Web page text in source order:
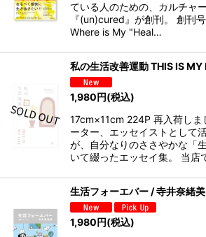
ている人のための、カルチャ
『(un)cured』が創刊。 創刊
Where is My "Heal…
私の生活改善運動 THIS IS MY
1,980円(税込)
17cm×11cm 224P 再入荷しま
ーター、エッセイストとして
が、自分なりのささやかな「
いて綴ったエッセイ集。 当店
生活フォーエバー / 寺井奈緒美
1,980円(税込)